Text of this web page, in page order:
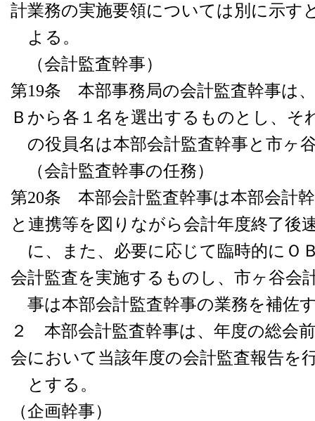
計業務の実施要領については別に示す
よる。
（会計監査幹事）
第19条 本部事務局の会計監査幹事は
Ｂから各１名を選出するものとし、そ
の役員名は本部会計監査幹事と市ヶ
（会計監査幹事の任務）
第20条 本部会計監査幹事は本部会計
と連携等を図りながら会計年度終了後
に、また、必要に応じて臨時的にＯ
会計監査を実施するものし、市ヶ谷会
事は本部会計監査幹事の業務を補佐
２ 本部会計監査幹事は、年度の総会
会において当該年度の会計監査報告を
とする。
（企画幹事）